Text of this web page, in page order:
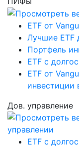
ETF от
Лучшие ETF
Портфель
ETF с
ETF от
инвестиции
Дов. управление
ETF с